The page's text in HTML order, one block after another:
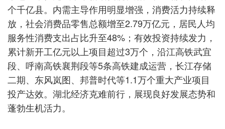
个千亿县。内需主导作用明显增强，消费活力持续释
放，社会消费品零售总额增至2.79万亿元，居民人均
服务性消费支出占比升至48%；有效投资持续发力，
累计新开工亿元以上项目超过3万个，沿江高铁武宜
段、呼南高铁襄荆段等5条高铁建成运营，长江存储
二期、东风岚图、邦普时代等1.1万个重大产业项目
投产达效。湖北经济克难前行，展现良好发展态势和
蓬勃生机活力。